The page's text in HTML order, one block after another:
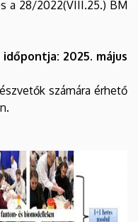
a 28/2022(VIII.25.) BM
2025. május
számára érhető